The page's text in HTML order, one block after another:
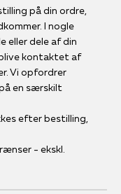
på din ordre,
I nogle
eller dele af din
kontaktet af
Vi opfordrer
en særskilt
efter bestilling,
- ekskl.